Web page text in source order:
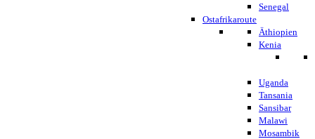
Senegal
Ostafrikaroute
Äthiopien
Kenia
Uganda
Tansania
Sansibar
Malawi
Mosambik